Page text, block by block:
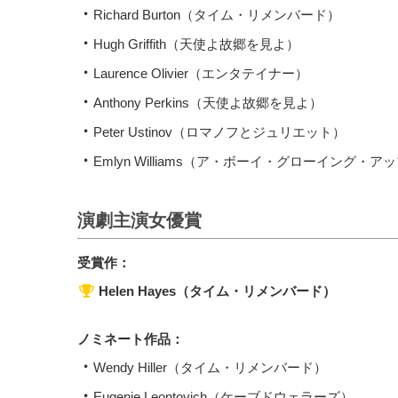
Richard Burton（タイム・リメンバード）
Hugh Griffith（天使よ故郷を見よ）
Laurence Olivier（エンタテイナー）
Anthony Perkins（天使よ故郷を見よ）
Peter Ustinov（ロマノフとジュリエット）
Emlyn Williams（ア・ボーイ・グローイング・ア
演劇主演女優賞
受賞作：
Helen Hayes（タイム・リメンバード）
ノミネート作品：
Wendy Hiller（タイム・リメンバード）